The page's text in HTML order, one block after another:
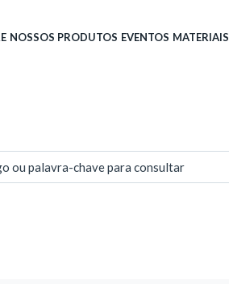
NOSSOS PRODUTOS EVENTOS
ou palavra-chave para consultar